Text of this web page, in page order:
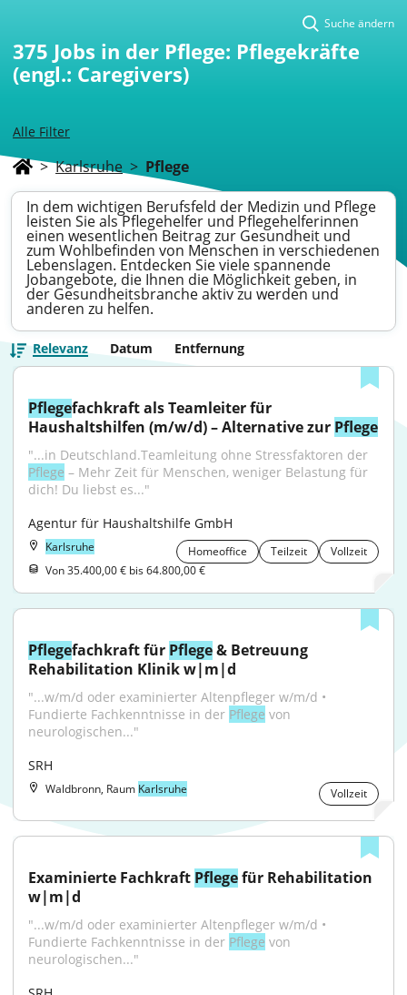
Alle Filter
Suche ändern
375 Jobs in der Pflege: Pflegekräfte
(engl.: Caregivers)
> Karlsruhe > Pflege
In dem wichtigen Berufsfeld der Medizin und Pflege
leisten Sie als Pflegehelfer und Pflegehelferinnen
einen wesentlichen Beitrag zur Gesundheit und
zum Wohlbefinden von Menschen in verschiedenen
Lebenslagen. Entdecken Sie viele spannende
Jobangebote, die Ihnen die Möglichkeit geben, in
der Gesundheitsbranche aktiv zu werden und
anderen zu helfen.
Relevanz Datum Entfernung
Pflegefachkraft als Teamleiter für
Haushaltshilfen (m/w/d) – Alternative zur Pflege
Pflege – Mehr Zeit für Menschen, weniger Belastung für
dich! Du liebst es..."
Agentur für Haushaltshilfe GmbH
Karlsruhe Homeoffice Teilzeit
Vollzeit
Von 35.400,00 € bis 64.800,00 €
Pflegefachkraft für Pflege & Betreuung
Rehabilitation Klinik w|m|d
"...w/m/d oder examinierter Altenpfleger w/m/d •
Fundierte Fachkenntnisse in der Pflege von
neurologischen..."
SRH
Waldbronn, Raum Karlsruhe Vollzeit
Examinierte Fachkraft Pflege für Rehabilitation
w|m|d
"...w/m/d oder examinierter Altenpfleger w/m/d •
Fundierte Fachkenntnisse in der Pflege von
neurologischen..."